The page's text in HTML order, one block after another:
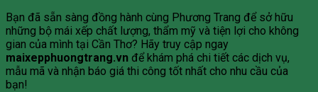
Bạn đã sẵn sàng đồng hành cùng Phương Trang để sở hữu
những bộ mái xếp chất lượng, thẩm mỹ và tiện lợi cho không
gian của mình tại Cần Thơ? Hãy truy cập ngay
maixepphuongtrang.vn để khám phá chi tiết các dịch vụ,
mẫu mã và nhận báo giá thi công tốt nhất cho nhu cầu của
bạn!